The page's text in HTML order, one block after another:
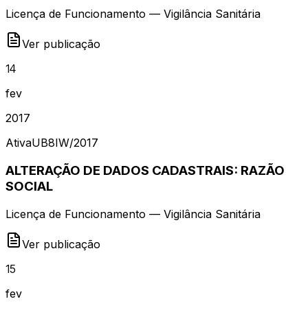
Licença de Funcionamento — Vigilância Sanitária
Ver publicação
14
fev
2017
AtivaUB8IW/2017
ALTERAÇÃO DE DADOS CADASTRAIS: RAZÃO
SOCIAL
Licença de Funcionamento — Vigilância Sanitária
Ver publicação
15
fev